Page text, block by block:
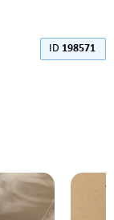
ID 198571